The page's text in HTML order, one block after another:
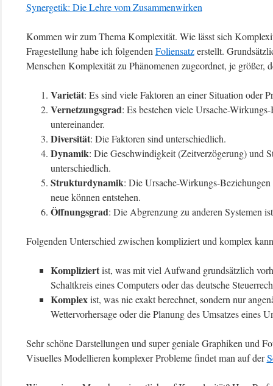
Synergetik: Die Lehre vom Zusammenwirken
Kommen wir zum Thema Komplexität. Wie lässt sich
Fragestellung habe ich folgenden Foliensatzerstellt.
Menschen Komplexität zu Phänomenen zugeordnet, je größer,
Varietät: Es sind viele Faktoren an einer Situation oder
Vernetzungsgrad: Es bestehen viele Ursache-
untereinander.
Diversität: Die Faktoren sind unterschiedlich.
Dynamik: Die Geschwindigkeit (Zeitverzögerung) und
unterschiedlich.
Strukturdynamik: Die Ursache-Wirkungs-
neue können entstehen.
Öffnungsgrad: Die Abgrenzung zu anderen Systemen
Folgenden Unterschied zwischen kompliziert und komplex
Kompliziertist, was mit viel Aufwand grundsätzlich
Schaltkreis eines Computers oder das deutsche
Komplexist, was nie exakt berechnet, sondern nur
Wettervorhersage oder die Planung des Umsatzes eines
Sehr schöne Darstellungen und super geniale Graphiken und
Visuelles Modellieren komplexer Probleme findet man auf der